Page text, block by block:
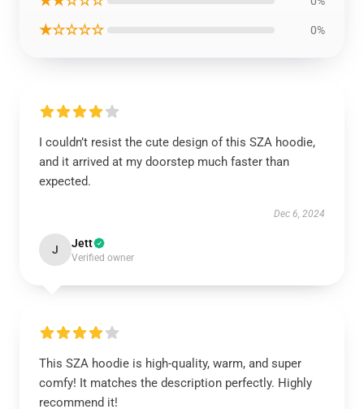
★☆☆☆☆ 0%
I couldn’t resist the cute design of this SZA hoodie,
and it arrived at my doorstep much faster than
expected.
Dec 6, 2024
J Jett
Verified owner
This SZA hoodie is high-quality, warm, and super
comfy! It matches the description perfectly. Highly
recommend it!